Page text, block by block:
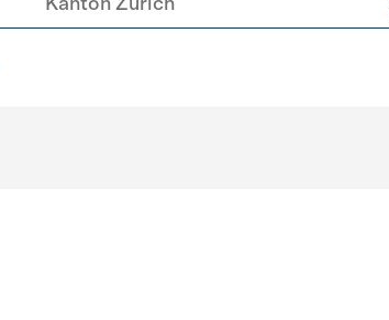
Kanton Zürich